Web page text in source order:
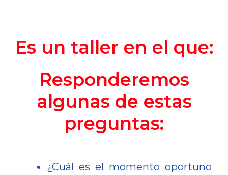
Es un taller en el que:
Responderemos
algunas de estas
preguntas:
¿Cuál es el momento oportuno